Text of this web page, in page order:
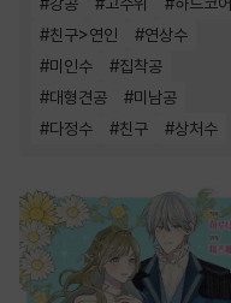
#강공 #고수위 #하드코어
#친구>연인 #연상수
#미인수 #집착공
#대형견공 #미남공
#다정수 #친구 #상처수